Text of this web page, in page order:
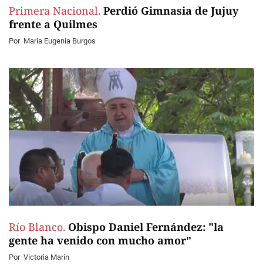
Primera Nacional. Perdió Gimnasia de Jujuy
frente a Quilmes
Por Maria Eugenia Burgos
Río Blanco. Obispo Daniel Fernández: "la
gente ha venido con mucho amor"
Por Victoria Marín